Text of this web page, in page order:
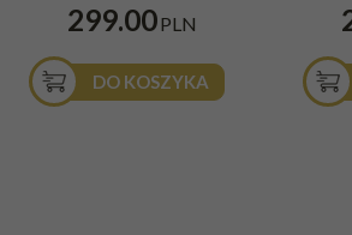
299.00PLN
DO KOSZYKA